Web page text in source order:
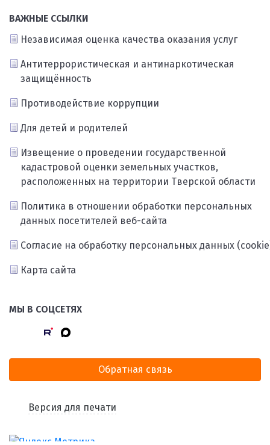
ВАЖНЫЕ ССЫЛКИ
Независимая оценка качества оказания услуг
Антитеррористическая и антинаркотическая
защищённость
Противодействие коррупции
Для детей и родителей
Извещение о проведении государственной
кадастровой оценки земельных участков,
расположенных на территории Тверской области
Политика в отношении обработки персональных
данных посетителей веб-сайта
Согласие на обработку персональных данных
Карта сайта
МЫ В СОЦСЕТЯХ
Обратная связь
Версия для печати